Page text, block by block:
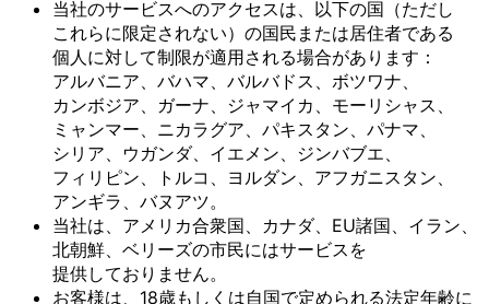
当社のサービスへのアクセスは、 以下の国 （ただし
これらに限定されない）の国民または居住者である
個人に対して制限が適用される場合があります：
アルバニア、 バハマ、 バルバドス、 ボツワナ、
カンボジア、 ガーナ、 ジャマイカ、 モーリシャス、
ミャンマー、 ニカラグア、 パキスタン、 パナマ、
シリア、 ウガンダ、 イエメン、 ジンバブエ、
フィリピン、
トルコ、 ヨルダン、 アフガニスタン、
アンギラ、 バヌアツ。
当社は、 アメリカ合衆国、 カナダ、 EU諸国、 イラン、
北朝鮮、 ベリーズの市民にはサービスを
提供しておりません。
お客様は、 18歳も しくは自国で定められる法定年齢に